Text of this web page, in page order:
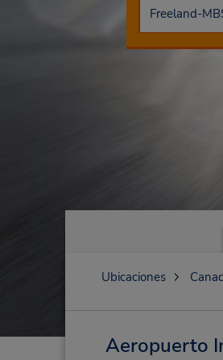
Ubicaciones
Aeropuerto